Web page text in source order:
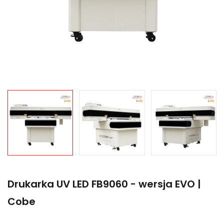
Drukarka UV LED FB9060 - wersja EVO |
Cobe